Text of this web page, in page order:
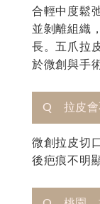
合輕中度鬆
並剝離組織
長。五爪拉
於微創與手
Q 拉皮會
微創拉皮切
後疤痕不明